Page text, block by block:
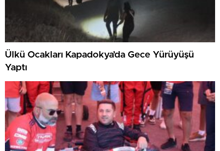
Ülkü Ocakları Kapadokya’da Gece Yürüyüşü
Yaptı